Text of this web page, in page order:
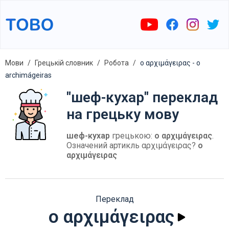
Мови Грецькій словник Робота
ο αρχιμάγειρας - o
archimágeiras
"шеф-кухар" переклад
на грецьку мову
шеф-кухар грецькою: ο αρχιμάγειρας.
Означений артикль αρχιμάγειρας? ο
αρχιμάγειρας
Переклад
ο αρχιμάγειρας